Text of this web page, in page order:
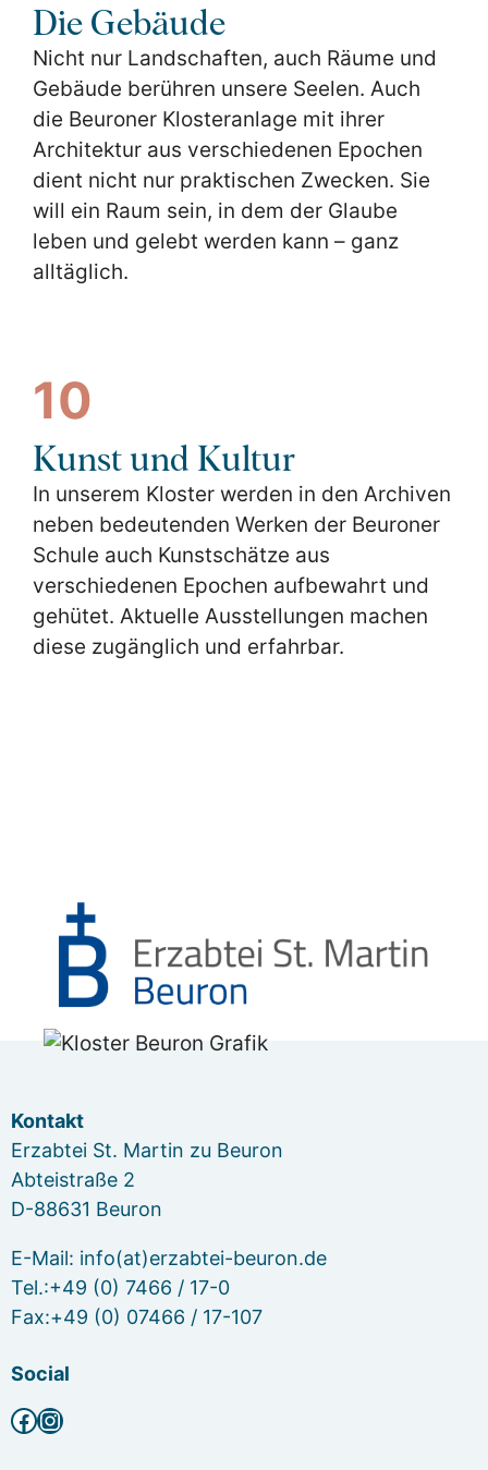
Die Gebäude
Nicht nur Landschaften, auch Räume und
Gebäude berühren unsere Seelen. Auch
die Beuroner Klosteranlage mit ihrer
Architektur aus verschiedenen Epochen
dient nicht nur praktischen Zwecken. Sie
will ein Raum sein, in dem der Glaube
leben und gelebt werden kann – ganz
alltäglich.
10
Kunst und Kultur
In unserem Kloster werden in den Archiven
neben bedeutenden Werken der Beuroner
Schule auch Kunstschätze aus
verschiedenen Epochen aufbewahrt und
gehütet. Aktuelle Ausstellungen machen
diese zugänglich und erfahrbar.
Kontakt
Erzabtei St. Martin zu Beuron
Abteistraße 2
D-88631 Beuron
E-Mail: info(at)erzabtei-beuron.de
Tel.:+49 (0) 7466 / 17-0
Fax:+49 (0) 07466 / 17-107
Social
Facebook
Instagram